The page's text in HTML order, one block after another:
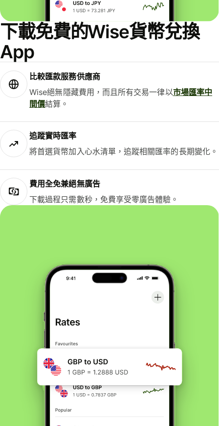
下載免費的Wise貨幣兌換
App
比較匯款服務供應商
Wise絕無隱藏費用，而且所有交易一律以市場匯率中
間價結算。
追蹤實時匯率
將首選貨幣加入心水清單，追蹤相關匯率的長期變化。
費用全免兼絕無廣告
下載過程只需數秒，免費享受零廣告體驗。